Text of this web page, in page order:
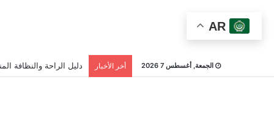
الجمعة, أغسطس 7 2026 أخر الأخبار دليل الراحة والنظافة
AR